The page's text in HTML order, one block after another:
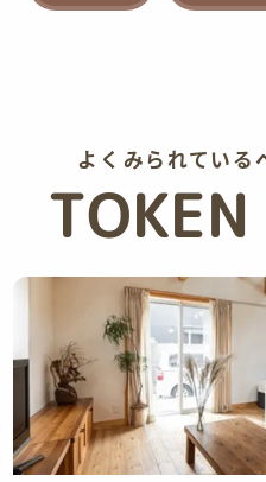
よくみられている
TOKEN